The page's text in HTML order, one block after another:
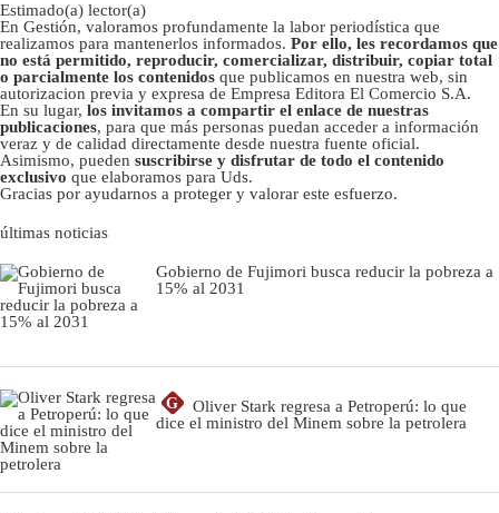
Estimado(a) lector(a)
En Gestión, valoramos profundamente la labor periodística que
realizamos para mantenerlos informados. Por ello, les recordamos que
no está permitido, reproducir, comercializar, distribuir, copiar total
o parcialmente los contenidos que publicamos en nuestra web, sin
autorizacion previa y expresa de Empresa Editora El Comercio S.A.
En su lugar, los invitamos a compartir el enlace de nuestras
publicaciones, para que más personas puedan acceder a información
veraz y de calidad directamente desde nuestra fuente oficial.
Asimismo, pueden suscribirse y disfrutar de todo el contenido
exclusivo que elaboramos para Uds.
Gracias por ayudarnos a proteger y valorar este esfuerzo.
últimas noticias
Gobierno de Fujimori busca reducir la pobreza a
15% al 2031
G
Oliver Stark regresa a Petroperú: lo que
dice el ministro del Minem sobre la petrolera